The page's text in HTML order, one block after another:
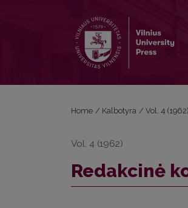
Home / Kalbotyra / Vol. 4
Vol. 4 (1962)
Redakcinė